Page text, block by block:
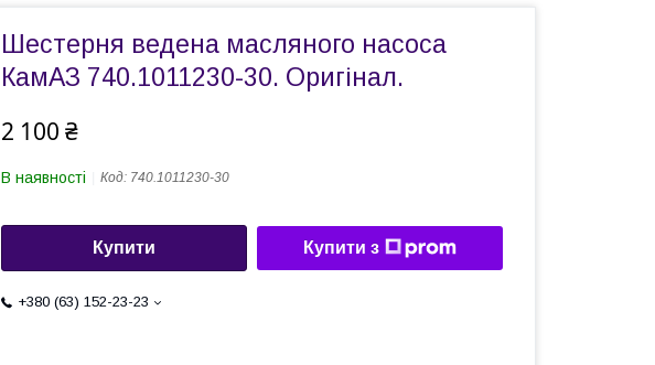
Шестерня ведена масляного насоса
КамАЗ 740.1011230-30. Оригінал.
2 100 ₴
В наявності Код: 740.1011230-30
Купити Купити з
+380 (63) 152-23-23